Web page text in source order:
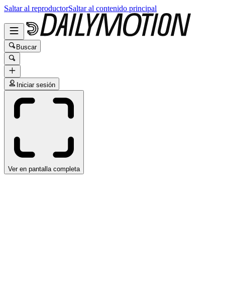
Saltar al reproductorSaltar al contenido principal
Buscar
Iniciar sesión
Ver en pantalla completa